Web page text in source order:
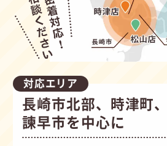
対応エリア
長崎市北部、時津町、
諫早市を中心に